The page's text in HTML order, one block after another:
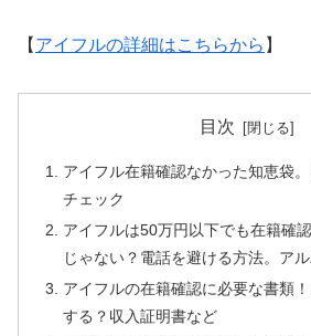
【 アイフルの詳細はこちらから 】
目次
アイフル在籍確認なかった知恵袋
チェック
アイフルは50万円以下でも在籍確
じゃない？電話を避ける方法。ア
アイフルの在籍確認に必要な書類
する？収入証明書など